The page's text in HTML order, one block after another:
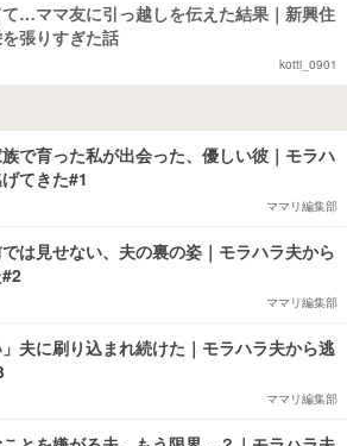
て…ママ友に引っ越しを伝えた結果｜新興住
張りすぎた話
kotti_0901
で育った私が出会った、優しい彼｜モラハ
てきた#1
ママリ編集部
は見せない、夫の裏の姿｜モラハラ夫から
ママリ編集部
」夫に刷り込まれ続けた｜モラハラ夫から逃
ママリ編集部